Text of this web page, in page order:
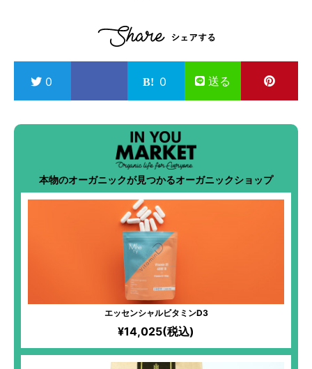
0 0 送る
本物のオーガニックが見つかるオーガニックショップ
エッセンシャルビタミンD3
¥14,025(税込)